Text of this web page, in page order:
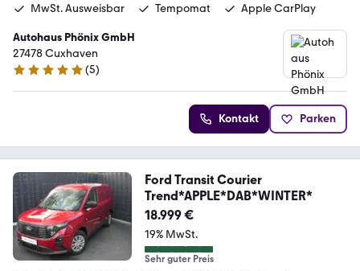
MwSt. Ausweisbar
Tempomat Apple CarPlay
Autohaus Phönix GmbH
27478 Cuxhaven
5 Sterne
(5)
Kontakt Parken
Ford Transit Courier
Trend*APPLE*DAB*WINTER*
18.999 €
19% MwSt.
Sehr guter Preis